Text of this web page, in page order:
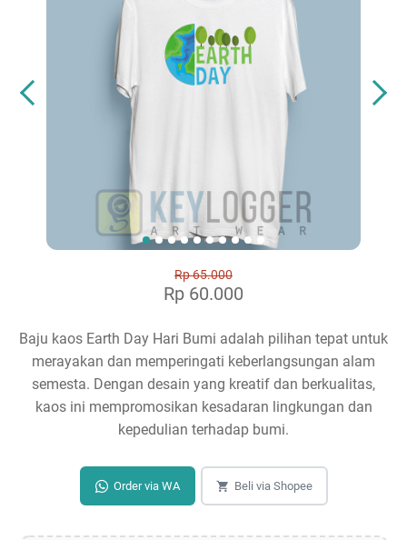
Rp 65.000
Rp 60.000
Baju kaos Earth Day Hari Bumi adalah pilihan tepat untuk
merayakan dan memperingati keberlangsungan alam
semesta. Dengan desain yang kreatif dan berkualitas,
kaos ini mempromosikan kesadaran lingkungan dan
kepedulian terhadap bumi.
Order via WA Beli via Shopee